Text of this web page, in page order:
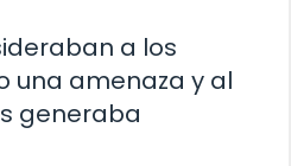
a los
una amenaza y al
generaba